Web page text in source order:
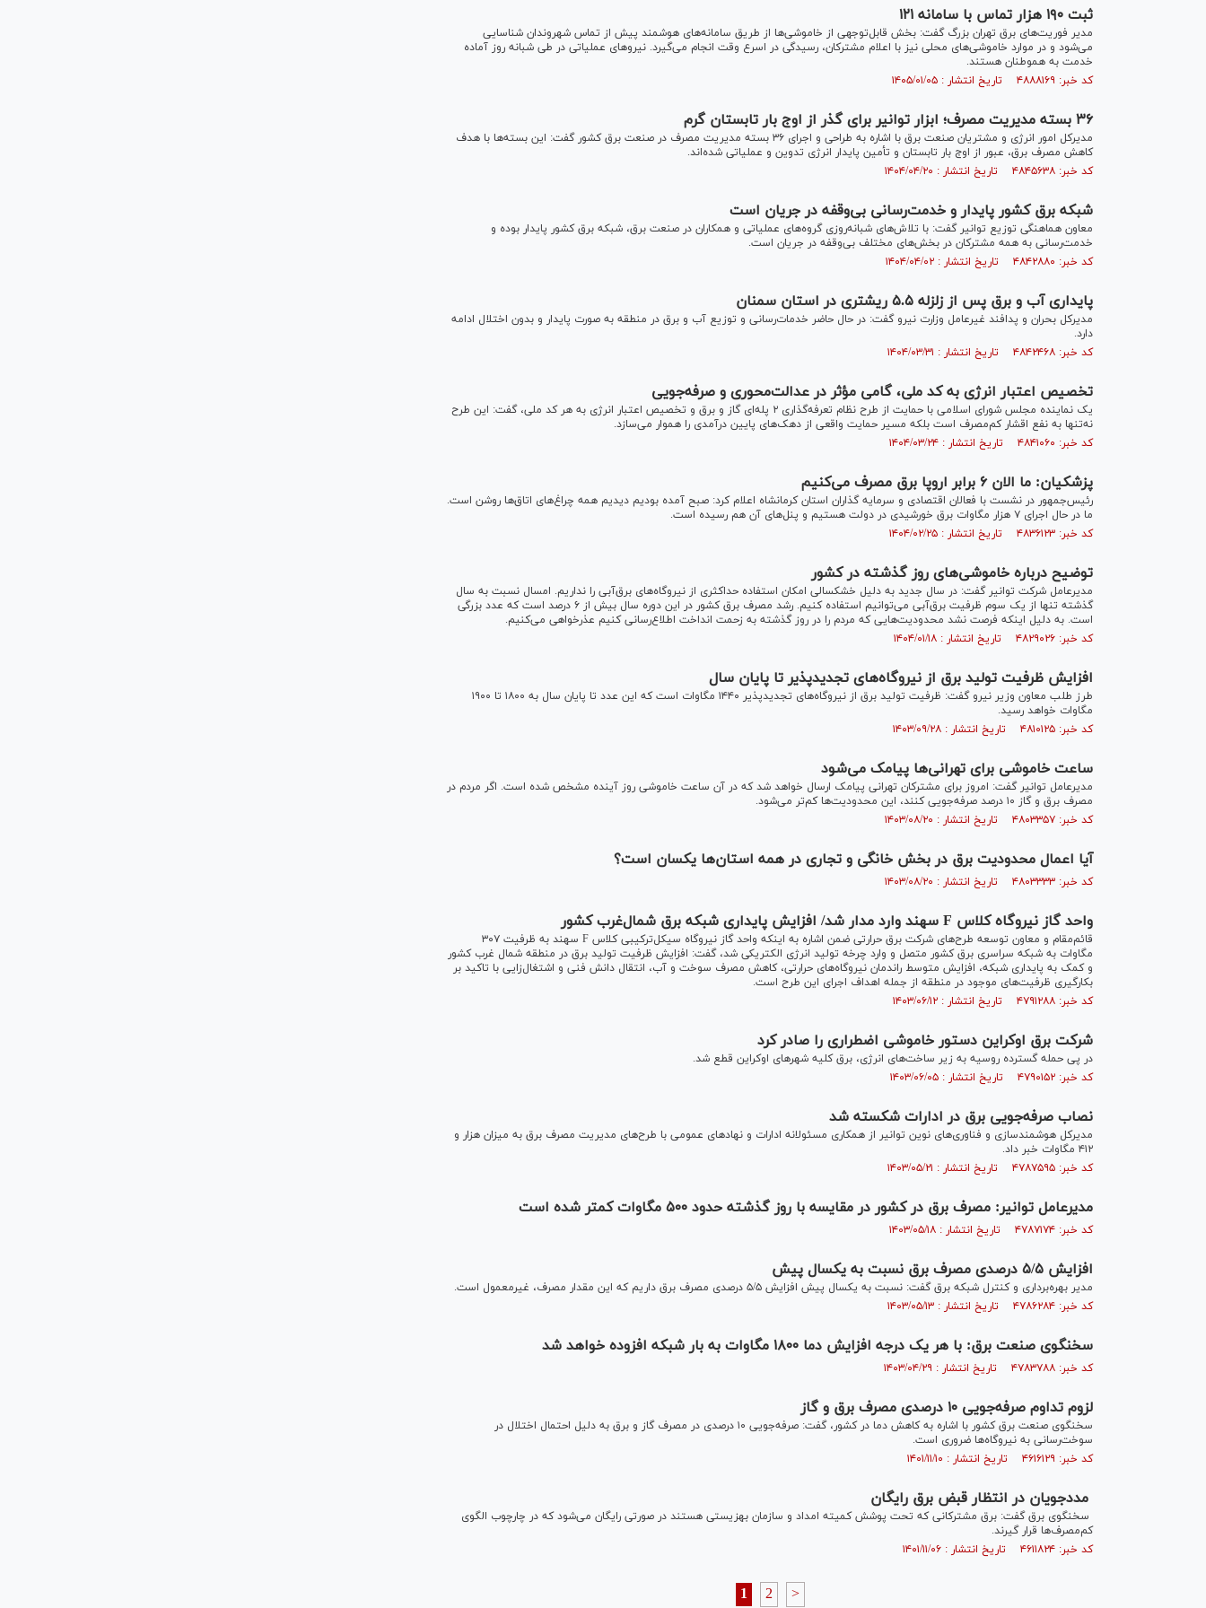
ثبت ۱۹۰ هزار تماس با سامانه ۱۲۱
مدیر فوریت‌های برق تهران بزرگ گفت: بخش قابل‌توجهی از خاموشی‌ها از طریق سامانه‌های هوشمند پیش از تماس شهروندان شناسایی
می‌شود و در موارد خاموشی‌های محلی نیز با اعلام مشترکان، رسیدگی در اسرع وقت انجام می‌گیرد. نیروهای عملیاتی در طی شبانه روز آماده
خدمت به هموطنان هستند‌.
کد خبر: ۴۸۸۸۱۶۹ تاریخ انتشار : ۱۴۰۵/۰۱/۰۵
۳۶ بسته مدیریت مصرف؛ ابزار توانیر برای گذر از اوج بار تابستان گرم
مدیرکل امور انرژی و مشتریان صنعت برق با اشاره به طراحی و اجرای ۳۶ بسته مدیریت مصرف در صنعت برق کشور گفت: این بسته‌ها با هدف
کاهش مصرف برق، عبور از اوج بار تابستان و تأمین پایدار انرژی تدوین و عملیاتی شده‌اند.
کد خبر: ۴۸۴۵۶۳۸ تاریخ انتشار : ۱۴۰۴/۰۴/۲۰
شبکه برق کشور پایدار و خدمت‌رسانی بی‌وقفه در جریان است
معاون هماهنگی توزیع توانیر گفت: با تلاش‌های شبانه‌روزی گروه‌های عملیاتی و همکاران در صنعت برق، شبکه برق کشور پایدار بوده و
خدمت‌رسانی به همه مشترکان در بخش‌های مختلف بی‌وقفه در جریان است.
کد خبر: ۴۸۴۲۸۸۰ تاریخ انتشار : ۱۴۰۴/۰۴/۰۲
پایداری آب و برق پس از زلزله‌ ۵.۵ ریشتری در استان سمنان
مدیرکل بحران و پدافند غیرعامل وزارت نیرو گفت: در حال حاضر خدمات‌رسانی و توزیع آب و برق در منطقه به صورت پایدار و بدون اختلال ادامه
دارد.
کد خبر: ۴۸۴۲۴۶۸ تاریخ انتشار : ۱۴۰۴/۰۳/۳۱
تخصیص اعتبار انرژی به کد ملی، گامی مؤثر در عدالت‌محوری و صرفه‌جویی
یک نماینده مجلس شورای اسلامی با حمایت از طرح نظام تعرفه‌گذاری ۲ پله‌ای گاز و برق و تخصیص اعتبار انرژی به هر کد ملی، گفت: این طرح
نه‌تنها به نفع اقشار کم‌مصرف است بلکه مسیر حمایت واقعی از دهک‌های پایین درآمدی را هموار می‌سازد.
کد خبر: ۴۸۴۱۰۶۰ تاریخ انتشار : ۱۴۰۴/۰۳/۲۴
پزشکیان: ما الان ۶ برابر اروپا برق مصرف می‌کنیم
رئیس‌جمهور در نشست با فعالان اقتصادی و سرمایه گذاران استان کرمانشاه اعلام کرد: صبح آمده بودیم دیدیم همه چراغ‌های اتاق‌ها روشن است.
ما در حال اجرای ۷ هزار مگاوات برق خورشیدی در دولت هستیم و پنل‌های آن هم رسیده است.
کد خبر: ۴۸۳۶۱۲۳ تاریخ انتشار : ۱۴۰۴/۰۲/۲۵
توضیح درباره خاموشی‌های روز گذشته در کشور
مدیرعامل شرکت توانیر گفت: در سال جدید به دلیل خشکسالی امکان استفاده حداکثری از نیروگاه‌های برق‌آبی را نداریم. امسال نسبت به سال
گذشته تنها از یک سوم ظرفیت برق‌آبی می‌توانیم استفاده کنیم. رشد مصرف برق کشور در این دوره سال بیش از ۶ درصد است که عدد بزرگی
است. به دلیل اینکه فرصت نشد محدودیت‌هایی که مردم را در روز گذشته به زحمت انداخت اطلاع‌رسانی کنیم عذرخواهی می‌کنیم.
کد خبر: ۴۸۲۹۰۲۶ تاریخ انتشار : ۱۴۰۴/۰۱/۱۸
افزایش ظرفیت تولید برق از نیروگاه‌های تجدیدپذیر تا پایان سال
طرز طلب معاون وزیر نیرو گفت: ظرفیت تولید برق از نیروگاه‌های تجدیدپذیر ۱۴۴۰ مگاوات است که این عدد تا پایان سال به ۱۸۰۰ تا ۱۹۰۰
مگاوات خواهد رسید.
کد خبر: ۴۸۱۰۱۲۵ تاریخ انتشار : ۱۴۰۳/۰۹/۲۸
ساعت خاموشی برای تهرانی‌ها پیامک می‌شود
مدیرعامل توانیر گفت: امروز برای مشترکان تهرانی پیامک ارسال خواهد شد که در آن ساعت خاموشی روز آینده مشخص شده است. اگر مردم در
مصرف برق و گاز ۱۰ درصد صرفه‌جویی کنند، این محدودیت‌ها کم‌تر می‌شود.
کد خبر: ۴۸۰۳۳۵۷ تاریخ انتشار : ۱۴۰۳/۰۸/۲۰
آیا اعمال محدودیت برق در بخش خانگی و تجاری در همه استان‌ها یکسان است؟
کد خبر: ۴۸۰۳۳۳۳ تاریخ انتشار : ۱۴۰۳/۰۸/۲۰
واحد گاز نیروگاه کلاس F سهند وارد مدار شد/ افزایش پایداری شبکه برق شمال‌غرب کشور
قائم‌مقام و معاون توسعه طرح‌های شرکت برق حرارتی ضمن اشاره به اینکه واحد گاز نیروگاه سیکل‌ترکیبی کلاس F سهند به ظرفیت ۳۰۷
مگاوات به شبکه سراسری برق کشور متصل و وارد چرخه تولید انرژی الکتریکی شد، گفت: افزایش ظرفیت تولید برق در منطقه شمال غرب کشور
و کمک به پایداری شبکه، افزایش متوسط راندمان نیروگاه‌های حرارتی، کاهش مصرف سوخت و آب، انتقال دانش فنی و اشتغال‌زایی با تاکید بر
بکارگیری ظرفیت‌های موجود در منطقه از جمله اهداف اجرای این طرح است.
کد خبر: ۴۷۹۱۲۸۸ تاریخ انتشار : ۱۴۰۳/۰۶/۱۲
شرکت برق اوکراین دستور خاموشی اضطراری را صادر کرد
در پی حمله گسترده روسیه به زیر ساخت‌های انرژی، برق کلیه شهر‌های اوکراین قطع شد.
کد خبر: ۴۷۹۰۱۵۲ تاریخ انتشار : ۱۴۰۳/۰۶/۰۵
نصاب صرفه‌جویی برق در ادارات شکسته شد
مدیرکل هوشمندسازی و فناوری‌های نوین توانیر از همکاری مسئولانه ادارات و نهاد‌های عمومی با طرح‌های مدیریت مصرف برق به میزان هزار و
۴۱۲ مگاوات خبر داد.
کد خبر: ۴۷۸۷۵۹۵ تاریخ انتشار : ۱۴۰۳/۰۵/۲۱
مدیرعامل توانیر: مصرف برق در کشور در مقایسه با روز گذشته حدود ۵۰۰ مگاوات کمتر شده است
کد خبر: ۴۷۸۷۱۷۴ تاریخ انتشار : ۱۴۰۳/۰۵/۱۸
افزایش ۵/۵ درصدی مصرف برق نسبت به یکسال پیش
مدیر بهره‌برداری و کنترل شبکه برق گفت: نسبت به یکسال پیش افزایش ۵/۵ درصدی مصرف برق داریم که این مقدار مصرف، غیرمعمول است.
کد خبر: ۴۷۸۶۲۸۴ تاریخ انتشار : ۱۴۰۳/۰۵/۱۳
سخنگوی صنعت برق: با هر یک درجه افزایش دما ۱۸۰۰ مگاوات به بار شبکه افزوده خواهد شد
کد خبر: ۴۷۸۳۷۸۸ تاریخ انتشار : ۱۴۰۳/۰۴/۲۹
لزوم تداوم صرفه‌جویی ۱۰ درصدی مصرف برق و گاز
سخنگوی صنعت برق کشور با اشاره به کاهش دما در کشور، گفت: صرفه‌جویی ۱۰ درصدی در مصرف گاز و برق به دلیل احتمال اختلال در
سوخت‌رسانی به نیروگاه‌ها ضروری است.
کد خبر: ۴۶۱۶۱۲۹ تاریخ انتشار : ۱۴۰۱/۱۱/۱۰
مددجویان در انتظار قبض برق رایگان
سخنگوی برق گفت: برق مشترکانی که تحت پوشش کمیته امداد و سازمان بهزیستی هستند در صورتی رایگان می‌شود که در چارچوب الگوی
کم‌مصرف‌ها قرار گیرند.
کد خبر: ۴۶۱۱۸۲۴ تاریخ انتشار : ۱۴۰۱/۱۱/۰۶
1 2 >